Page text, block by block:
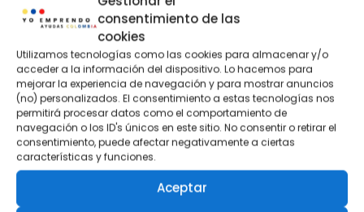
consentimiento de las
cookies
Utilizamos tecnologías como las cookies para almacenar y/o
acceder a la información del dispositivo. Lo hacemos para
mejorar la experiencia de navegación y para mostrar anuncios
(no) personalizados. El consentimiento a estas tecnologías nos
permitirá procesar datos como el comportamiento de
navegación o los ID's únicos en este sitio. No consentir o retirar el
consentimiento, puede afectar negativamente a ciertas
características y funciones.
Aceptar